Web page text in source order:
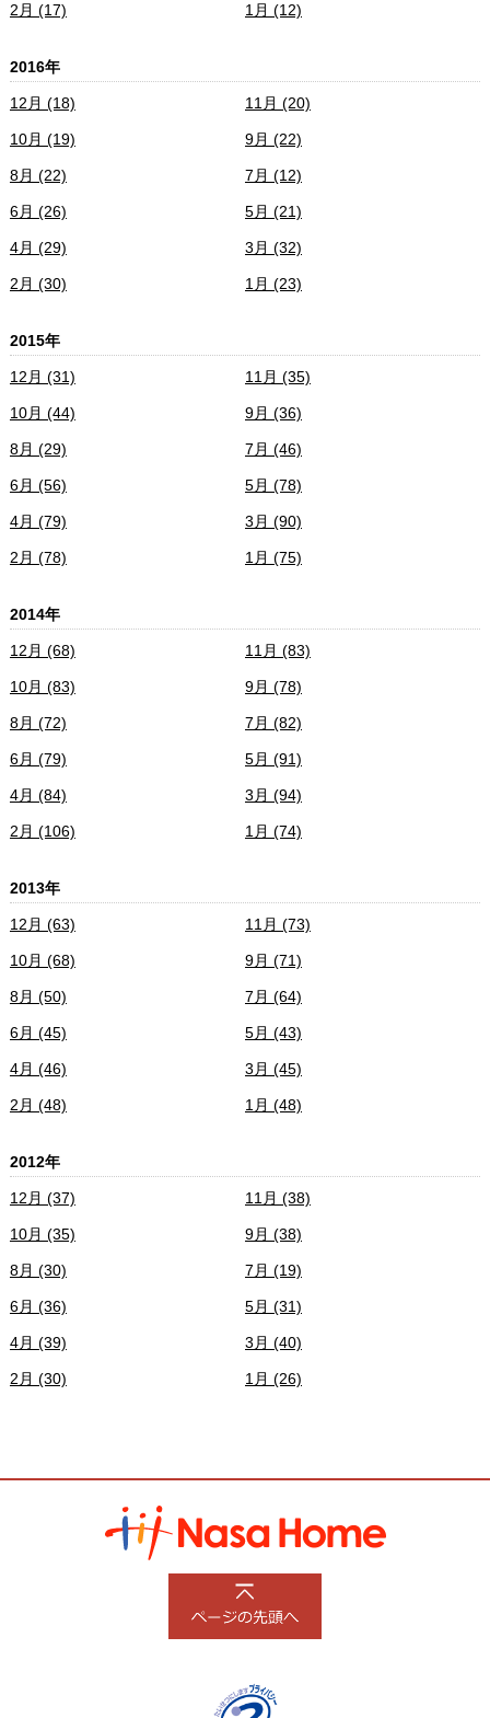
2月 (17) 1月 (12)
2016年
12月 (18) 11月 (20)
10月 (19) 9月 (22)
8月 (22) 7月 (12)
6月 (26) 5月 (21)
4月 (29) 3月 (32)
2月 (30) 1月 (23)
2015年
12月 (31) 11月 (35)
10月 (44) 9月 (36)
8月 (29) 7月 (46)
6月 (56) 5月 (78)
4月 (79) 3月 (90)
2月 (78) 1月 (75)
2014年
12月 (68) 11月 (83)
10月 (83) 9月 (78)
8月 (72) 7月 (82)
6月 (79) 5月 (91)
4月 (84) 3月 (94)
2月 (106) 1月 (74)
2013年
12月 (63) 11月 (73)
10月 (68) 9月 (71)
8月 (50) 7月 (64)
6月 (45) 5月 (43)
4月 (46) 3月 (45)
2月 (48) 1月 (48)
2012年
12月 (37) 11月 (38)
10月 (35) 9月 (38)
8月 (30) 7月 (19)
6月 (36) 5月 (31)
4月 (39) 3月 (40)
2月 (30) 1月 (26)